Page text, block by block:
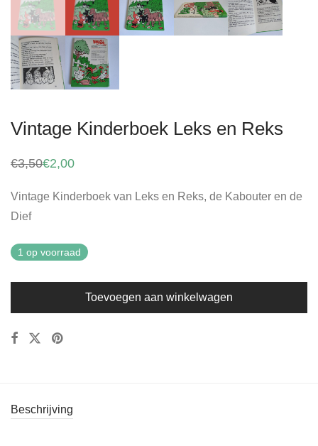
Vintage Kinderboek Leks en Reks
€3,50
Oorspronkelijke
€3,50.
€2,00
Huidige
€2,00.
Vintage Kinderboek van Leks en Reks, de Kabouter en de
Dief
1 op voorraad
Toevoegen aan winkelwagen
Beschrijving